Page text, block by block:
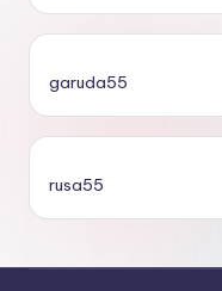
garuda55
rusa55